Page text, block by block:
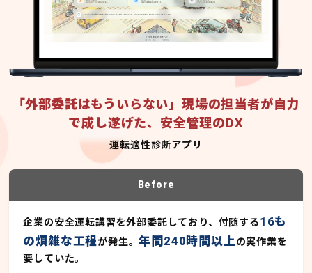
「外部委託はもういらない」現場の担当者が自力
で成し遂げた、安全管理のDX
運転適性診断アプリ
Before
企業の安全運転講習を外部委託しており、付随する16も
の煩雑な工程が発生。年間240時間以上の実作業を
要していた。